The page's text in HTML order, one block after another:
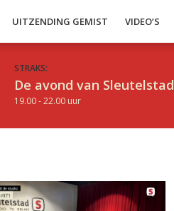
UITZENDING GEMIST VIDEO’S
STRAKS:
De avond van Sleutelstad
19.00 - 22.00 uur